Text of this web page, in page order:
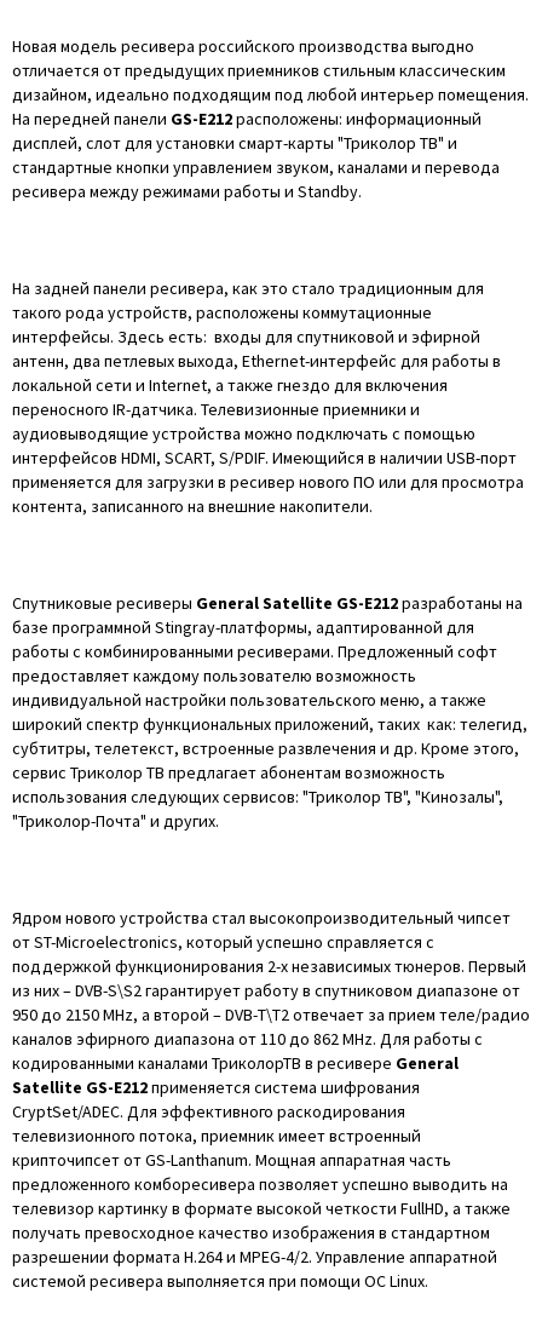
Новая модель ресивера российского производства выгодно
отличается от предыдущих приемников стильным классическим
дизайном, идеально подходящим под любой интерьер помещения.
На передней панели GS-E212расположены: информационный
дисплей, слот для установки смарт-карты "Триколор ТВ" и
стандартные кнопки управлением звуком, каналами и перевода
ресивера между режимами работы и Stаndby.
На задней панели ресивера, как это стало традиционным для
такого рода устройств, расположены коммутационные
интерфейсы. Здесь есть: входы для спутниковой и эфирной
антенн, два петлевых выхода, Ethernet-интерфейс для работы в
локальной сети и Internet, а также гнездо для включения
переносного IR-датчика. Телевизионные приемники и
аудиовыводящие устройства можно подключать с помощью
интерфейсов HDMI, SCART, S/PDIF. Имеющийся в наличии USB-порт
применяется для загрузки в ресивер нового ПО или для просмотра
контента, записанного на внешние накопители.
Спутниковые ресиверы General Satellite GS-E212разработаны на
базе программной Stingray-платформы, адаптированной для
работы с комбинированными ресиверами. Предложенный софт
предоставляет каждому пользователю возможность
индивидуальной настройки пользовательского меню, а также
широкий спектр функциональных приложений, таких как: телегид,
субтитры, телетекст, встроенные развлечения и др. Кроме этого,
сервис Триколор ТВ предлагает абонентам возможность
использования следующих сервисов: "Триколор ТВ", "Кинозалы",
"Триколор-Почта" и других.
Ядром нового устройства стал высокопроизводительный чипсет
от ST-Microelectronics, который успешно справляется с
поддержкой функционирования 2-х независимых тюнеров. Первый
из них – DVB-S\S2 гарантирует работу в спутниковом диапазоне от
950 до 2150 MHz, а второй – DVB-Т\T2 отвечает за прием теле/радио
каналов эфирного диапазона от 110 до 862 MHz. Для работы с
кодированными каналами ТриколорТВ в ресивере General
Satellite GS-E212применяется система шифрования
CryptSet/ADEC. Для эффективного раскодирования
телевизионного потока, приемник имеет встроенный
крипточипсет от GS-Lanthanum. Мощная аппаратная часть
предложенного комборесивера позволяет успешно выводить на
телевизор картинку в формате высокой четкости FullHD, а также
получать превосходное качество изображения в стандартном
разрешении формата H.264 и MPEG-4/2. Управление аппаратной
системой ресивера выполняется при помощи ОС Linux.